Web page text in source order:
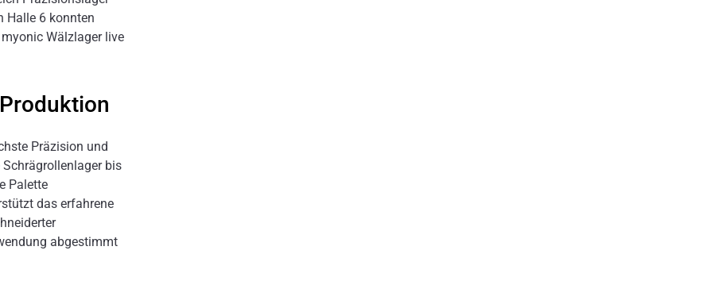
Halle 6 konnten
Wälzlager live
Präzision und
bis
Palette
das erfahrene
abgestimmt